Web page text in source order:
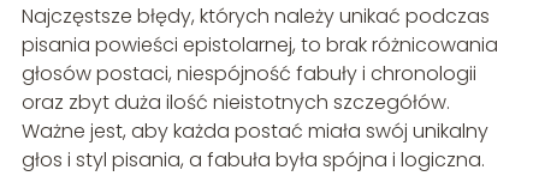
Najczęstsze błędy, których należy unikać podczas
pisania powieści epistolarnej, to brak różnicowania
głosów postaci, niespójność fabuły i chronologii
oraz zbyt duża ilość nieistotnych szczegółów.
Ważne jest, aby każda postać miała swój unikalny
głos i styl pisania, a fabuła była spójna i logiczna.